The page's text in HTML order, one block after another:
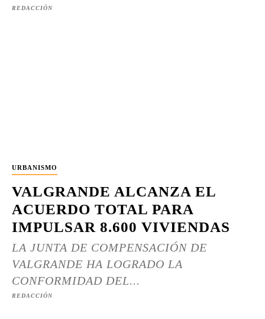
REDACCIÓN
URBANISMO
VALGRANDE ALCANZA EL
ACUERDO TOTAL PARA
IMPULSAR 8.600 VIVIENDAS
LA JUNTA DE COMPENSACIÓN DE
VALGRANDE HA LOGRADO LA
CONFORMIDAD DEL...
REDACCIÓN